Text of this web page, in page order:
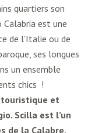
quartiers son
Calabria est une
de l’Italie ou de
ses longues
un ensemble
chics !
et
Scilla est l’un
de la Calabre,